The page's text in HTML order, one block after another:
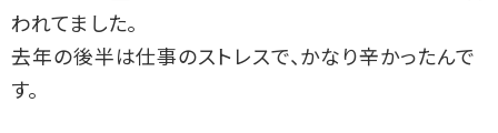
われてました。
去年の後半は仕事のストレスで、かなり辛かったんで
す。